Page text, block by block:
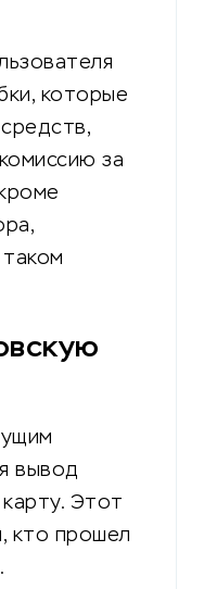
которые
за
вывод
Этот
кто прошел